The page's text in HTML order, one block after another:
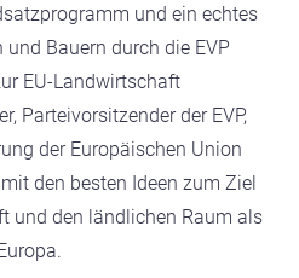
und ein echtes
Bauern durch die EVP
EU-Landwirtschaft
Parteivorsitzender der EVP,
der Europäischen Union
den besten Ideen zum Ziel
und den ländlichen Raum als